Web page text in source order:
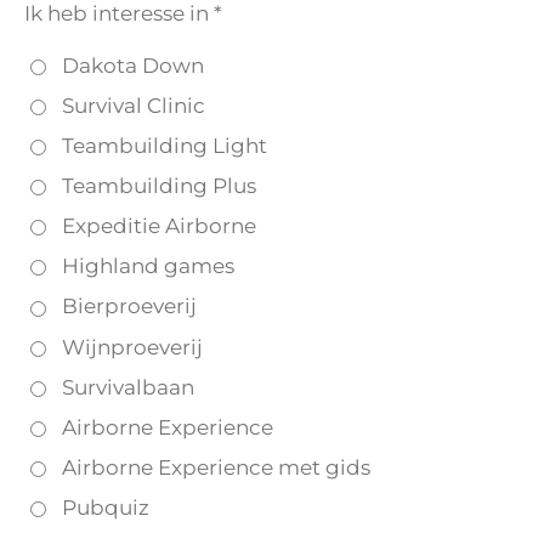
Ik heb interesse in *
Dakota Down
Survival Clinic
Teambuilding Light
Teambuilding Plus
Expeditie Airborne
Highland games
Bierproeverij
Wijnproeverij
Survivalbaan
Airborne Experience
Airborne Experience met gids
Pubquiz